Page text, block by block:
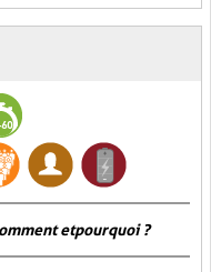
et pourquoi ?